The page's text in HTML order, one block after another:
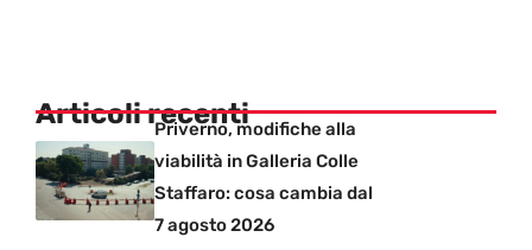
Articoli recentiPriverno, modifiche alla
viabilità in Galleria Colle
Staffaro: cosa cambia dal
7 agosto 2026